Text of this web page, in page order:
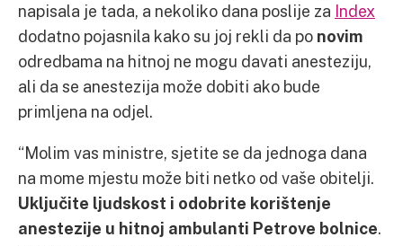
napisala je tada, a nekoliko dana poslije za Index
dodatno pojasnila kako su joj rekli da po novim
odredbama na hitnoj ne mogu davati anesteziju,
ali da se anestezija može dobiti ako bude
primljena na odjel.
“Molim vas ministre, sjetite se da jednoga dana
na mome mjestu može biti netko od vaše obitelji.
Uključite ljudskost i odobrite korištenje
anestezije u hitnoj ambulanti Petrove bolnice.